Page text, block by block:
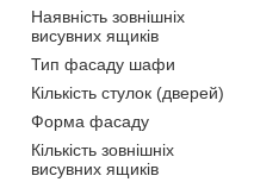
Наявність зовнішніх
висувних ящиків
Тип фасаду шафи
Кількість стулок (дверей)
Форма фасаду
Кількість зовнішніх
висувних ящиків